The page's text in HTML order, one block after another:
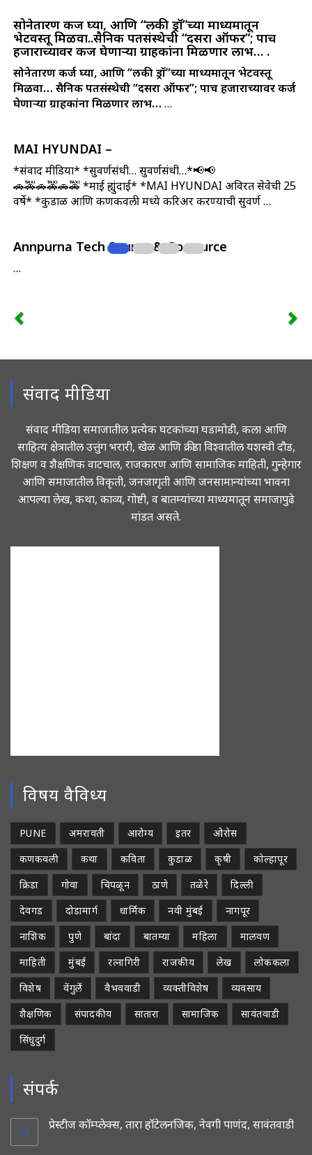
सोनेतारण कर्ज घ्या, आणि “लकी ड्रॉ”च्या माध्यमातून
भेटवस्तू मिळवा..सैनिक पतसंस्थेची “दसरा ऑफर”; पाच
हजाराच्यावर कर्ज घेणार्‍या ग्राहकांना मिळणार लाभ… .
सोनेतारण कर्ज घ्या, आणि “लकी ड्रॉ”च्या माध्यमातून भेटवस्तू
मिळवा… सैनिक पतसंस्थेची “दसरा ऑफर”; पाच हजाराच्यावर कर्ज
घेणार्‍या ग्राहकांना मिळणार लाभ… …
MAI HYUNDAI –
*संवाद मीडिया* *सुवर्णसंधी… सुवर्णसंधी…*📢📢
🚗🚕🚗🚕🚗🚕 *माई ह्युंदाई* *MAI HYUNDAI अविरत सेवेची 25
वर्षे* *कुडाळ आणि कणकवली मध्ये करिअर करण्याची सुवर्ण …
Annpurna Tech Source & Go source
…
संवाद मीडिया
संवाद मीडिया समाजातील प्रत्येक घटकांच्या घडामोडी, कला आणि
साहित्य क्षेत्रातील उत्तुंग भरारी, खेळ आणि क्रीडा विश्वातील यशस्वी दौड,
शिक्षण व शैक्षणिक वाटचाल, राजकारण आणि सामाजिक माहिती, गुन्हेगार
आणि समाजातील विकृती, जनजागृती आणि जनसामान्यांच्या भावना
आपल्या लेख, कथा, काव्य, गोष्टी, व बातम्यांच्या माध्यमातून समाजापुढे
मांडत असते.
विषय वैविध्य
PUNE अमरावती आरोग्य इतर
ओरोस
कणकवली
कथा कविता कुडाळ कृषी
कोल्हापूर
क्रिडा
गोवा चिपळून ठाणे तळेरे
दिल्ली
देवगड
दोडामार्ग धार्मिक नवी मुंबई
नागपूर
नाशिक
पुणे बांदा बातम्या महिला
मालवण
माहिती
मुंबई रत्नागिरी राजकीय लेख
लोककला
विशेष
वेंगुर्ले वैभववाडी व्यक्तीविशेष
व्यवसाय
शैक्षणिक
संपादकीय सातारा सामाजिक
सावंतवाडी
सिंधुदुर्ग
संपर्क
प्रेस्टीज कॉम्प्लेक्स, तारा हॉटेलनजिक, नेवगी पाणंद, सावंतवाडी